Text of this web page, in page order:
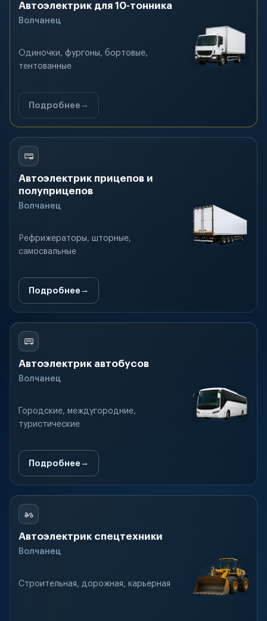
Автоэлектрик для 10-тонника
Волчанец
Одиночки, фургоны, бортовые,
тентованные
Подробнее
Автоэлектрик прицепов и
полуприцепов
Волчанец
Рефрижераторы, шторные,
самосвальные
Подробнее
Автоэлектрик автобусов
Волчанец
Городские, междугородние,
туристические
Подробнее
Автоэлектрик спецтехники
Волчанец
Строительная, дорожная, карьерная